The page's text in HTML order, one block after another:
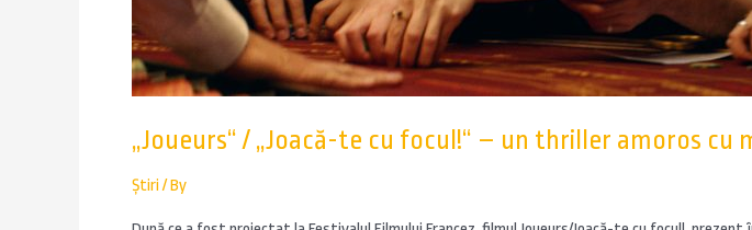
„Joueurs“ / „Joacă-te cu focul!“ – un thriller amoros cu
Știri/ By